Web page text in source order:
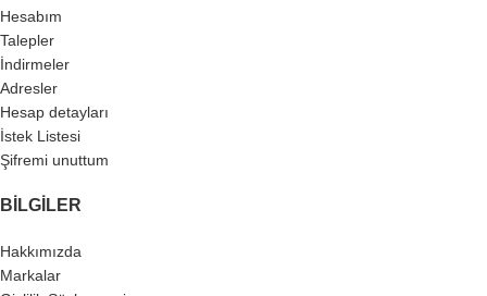
Hesabım
Talepler
İndirmeler
Adresler
Hesap detayları
İstek Listesi
Şifremi unuttum
BILGILER
Hakkımızda
Markalar